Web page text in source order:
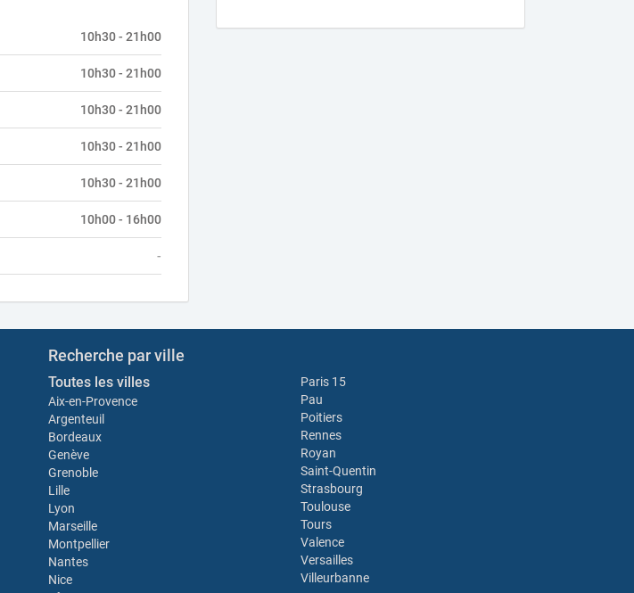
10h30 - 21h00
10h30 - 21h00
10h30 - 21h00
10h30 - 21h00
10h30 - 21h00
10h00 - 16h00
-
Recherche par ville
Toutes les villes
Aix-en-Provence
Argenteuil
Bordeaux
Genève
Grenoble
Lille
Lyon
Marseille
Montpellier
Nantes
Nice
Paris 15
Pau
Poitiers
Rennes
Royan
Saint-Quentin
Strasbourg
Toulouse
Tours
Valence
Versailles
Villeurbanne